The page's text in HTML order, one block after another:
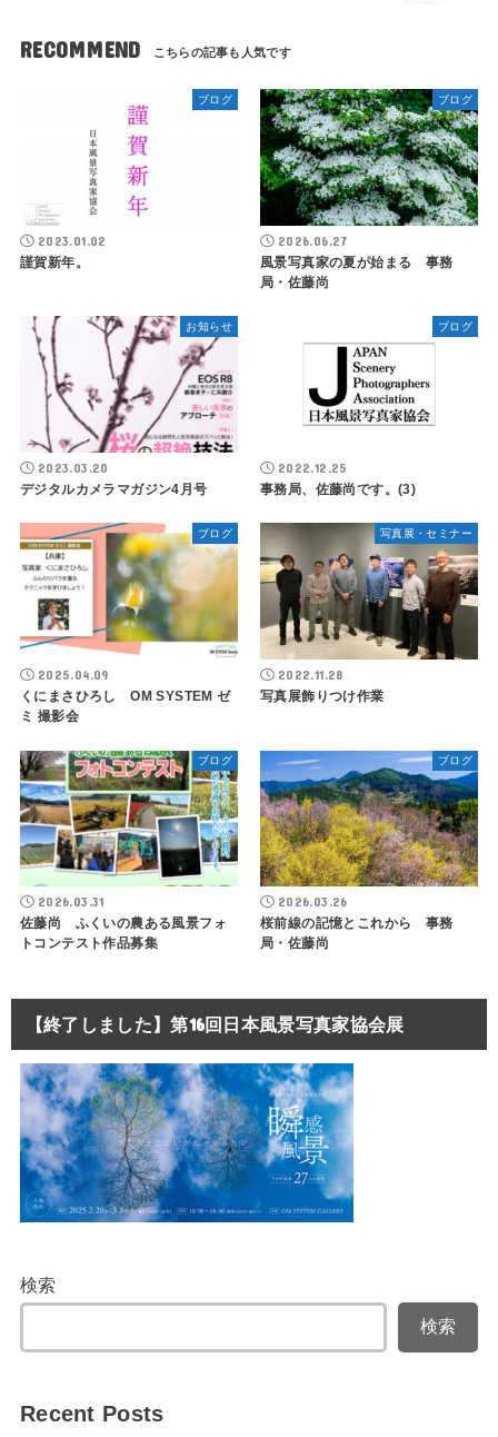
RECOMMEND
ブログ
2023.01.02
謹賀新年。
ブログ
2026.06.27
風景写真家の夏が始まる 事務
局・佐藤尚
お知らせ
2023.03.20
デジタルカメラマガジン4月号
ブログ
2022.12.25
事務局、佐藤尚です。(3)
ブログ
2025.04.09
くにまさひろし OM SYSTEM ゼ
ミ 撮影会
写真展・セミナー
2022.11.28
写真展飾りつけ作業
ブログ
2026.03.31
佐藤尚 ふくいの農ある風景フォ
トコンテスト作品募集
ブログ
2026.03.26
桜前線の記憶とこれから 事務
局・佐藤尚
【終了しました】第16回日本風景写真家協会展
検索
検索
Recent Posts